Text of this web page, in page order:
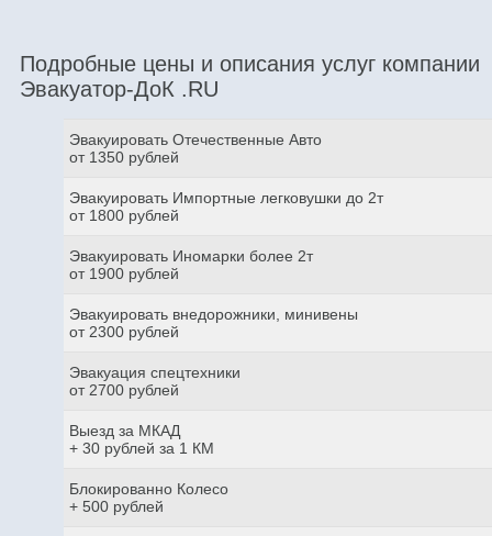
Подробные цены и описания услуг компании
Эвакуатор-ДоК .RU
Эвакуировать Отечественные Авто
от 1350 рублей
Эвакуировать Импортные легковушки до 2т
от 1800 рублей
Эвакуировать Иномарки более 2т
от 1900 рублей
Эвакуировать внедорожники, минивены
от 2300 рублей
Эвакуация спецтехники
от 2700 рублей
Выезд за МКАД
+ 30 рублей за 1 КМ
Блокированно Колесо
+ 500 рублей